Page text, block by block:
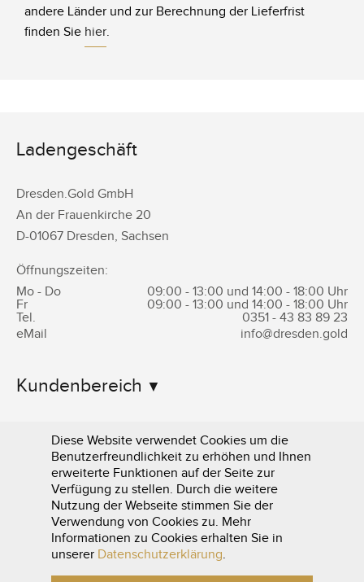
andere Länder und zur Berechnung der Lieferfrist
finden Sie hier.
Ladengeschäft
Dresden.Gold GmbH
An der Frauenkirche 20
D-01067 Dresden, Sachsen
Öffnungszeiten:
Mo - Do
09:00 - 13:00 und 14:00 - 18:00 Uhr
Fr
09:00 - 13:00 und 14:00 - 18:00 Uhr
Tel.
0351 - 43 83 89 23
eMail
info@dresden.gold
Kundenbereich
Informationen
0351 - 43 83 89 23
Diese Website verwendet Cookies um die
Benutzerfreundlichkeit zu erhöhen und Ihnen
erweiterte Funktionen auf der Seite zur
Verfügung zu stellen. Durch die weitere
Nutzung der Webseite stimmen Sie der
Verwendung von Cookies zu. Mehr
Informationen zu Cookies erhalten Sie in
unserer Datenschutzerklärung.